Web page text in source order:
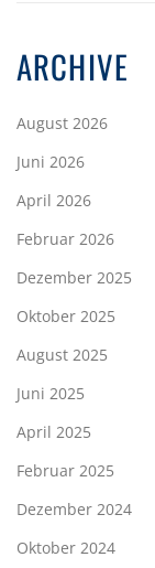
ARCHIVE
August 2026
Juni 2026
April 2026
Februar 2026
Dezember 2025
Oktober 2025
August 2025
Juni 2025
April 2025
Februar 2025
Dezember 2024
Oktober 2024